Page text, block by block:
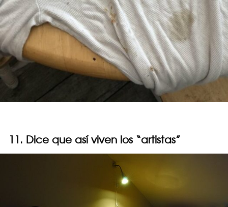
11. Dice que así viven los “artistas”